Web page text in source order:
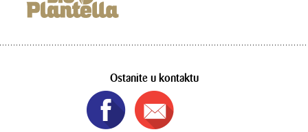
Ostanite u kontaktu